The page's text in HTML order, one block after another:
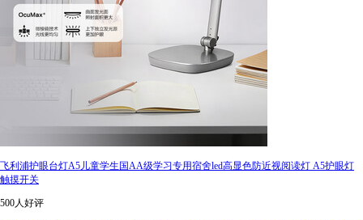
飞利浦护眼台灯A5儿童学生国AA级学习专用宿舍led高显色防近视阅读灯 A5护眼灯
触摸开关
500人好评